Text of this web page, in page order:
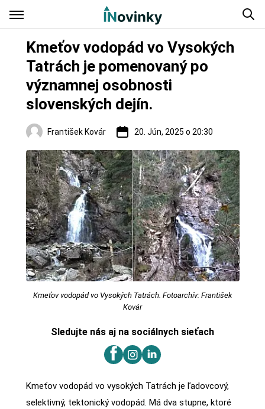
Kmeťov vodopád vo Vysokých
Tatrách je pomenovaný po
významnej osobnosti
slovenských dejín.
František Kovár 20. Jún, 2025 o 20:30
Regióny
Kmeťov vodopád vo Vysokých Tatrách. Fotoarchív: František
Kovár
Sledujte nás aj na sociálnych sieťach
Kmeťov vodopád vo vysokých Tatrách je ľadovcový,
selektivný, tektonický vodopád. Má dva stupne, ktoré